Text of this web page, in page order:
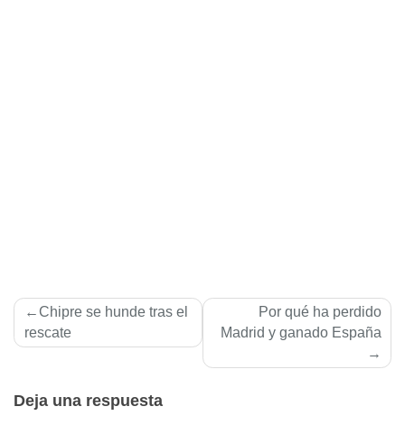
Navegación
de
Chipre se hunde tras el
rescate
Por qué ha perdido
Madrid y ganado España
Deja una respuesta